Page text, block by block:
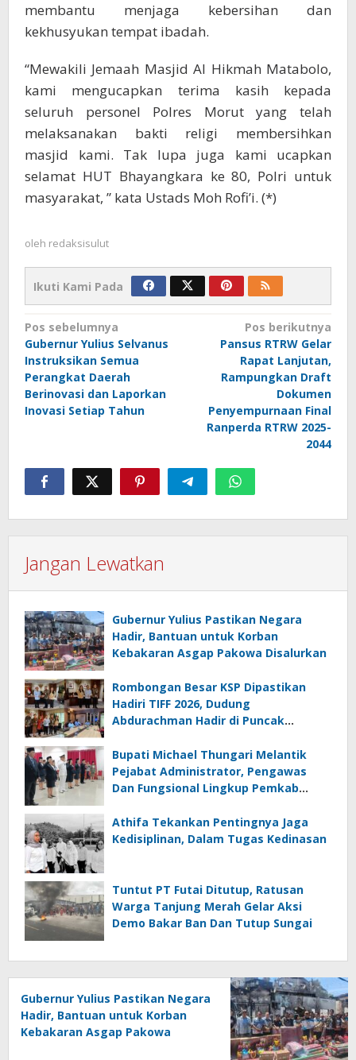
membantu menjaga kebersihan dan
kekhusyukan tempat ibadah.
“Mewakili Jemaah Masjid Al Hikmah Matabolo,
kami mengucapkan terima kasih kepada
seluruh personel Polres Morut yang telah
melaksanakan bakti religi membersihkan
masjid kami. Tak lupa juga kami ucapkan
selamat HUT Bhayangkara ke 80, Polri untuk
masyarakat, ” kata Ustads Moh Rofi’i. (*)
oleh redaksisulut
Ikuti Kami Pada
Navigasi
pos
Pos sebelumnya
Gubernur Yulius Selvanus
Instruksikan Semua
Perangkat Daerah
Berinovasi dan Laporkan
Inovasi Setiap Tahun
Pos berikutnya
Pansus RTRW Gelar
Rapat Lanjutan,
Rampungkan Draft
Dokumen
Penyempurnaan Final
Ranperda RTRW 2025-
2044
Jangan Lewatkan
Gubernur Yulius Pastikan Negara
Hadir, Bantuan untuk Korban
Kebakaran Asgap Pakowa Disalurkan
Rombongan Besar KSP Dipastikan
Hadiri TIFF 2026, Dudung
Abdurachman Hadir di Puncak
Bupati Michael Thungari Melantik
Pejabat Administrator, Pengawas
Dan Fungsional Lingkup Pemkab
Athifa Tekankan Pentingnya Jaga
Kedisiplinan, Dalam Tugas Kedinasan
Tuntut PT Futai Ditutup, Ratusan
Warga Tanjung Merah Gelar Aksi
Demo Bakar Ban Dan Tutup Sungai
Gubernur Yulius Pastikan Negara
Hadir, Bantuan untuk Korban
Kebakaran Asgap Pakowa